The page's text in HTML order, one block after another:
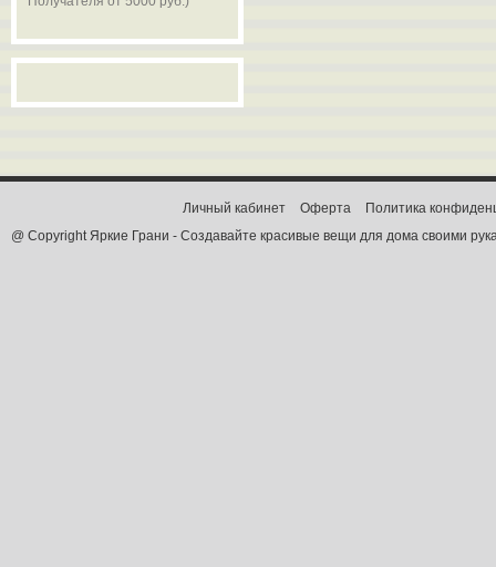
@ Copyright Яркие Грани - Создавайте красивые вещи для дома своими
Личный кабинет Оферта Политика